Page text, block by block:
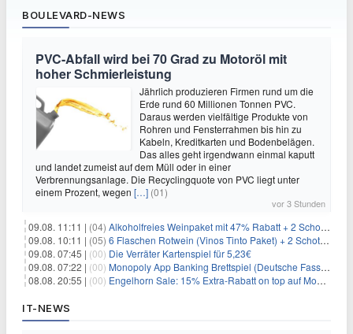
BOULEVARD-NEWS
PVC-Abfall wird bei 70 Grad zu Motoröl mit
hoher Schmierleistung
Jährlich produzieren Firmen rund um die
Erde rund 60 Millionen Tonnen PVC.
Daraus werden vielfältige Produkte von
Rohren und Fensterrahmen bis hin zu
Kabeln, Kreditkarten und Bodenbelägen.
Das alles geht irgendwann einmal kaputt
und landet zumeist auf dem Müll oder in einer
Verbrennungsanlage. Die Recyclingquote von PVC liegt unter
einem Prozent, wegen […] (01)
vor 3 Stunden
09.08. 11:11 | (04) Alkoholfreies Weinpaket mit 47% Rabatt + 2 Schott Zwiesel Gläser GRATIS für 29,99€
09.08. 10:11 | (05) 6 Flaschen Rotwein (Vinos Tinto Paket) + 2 Schott Zwiesel Gläser für 25,99€ inkl. Versand
09.08. 07:45 | (00) Die Verräter Kartenspiel für 5,23€
09.08. 07:22 | (00) Monopoly App Banking Brettspiel (Deutsche Fassung) für 9,84€
08.08. 20:55 | (00) Engelhorn Sale: 15% Extra-Rabatt on top auf Mode- und Sport-Artikel
IT-NEWS